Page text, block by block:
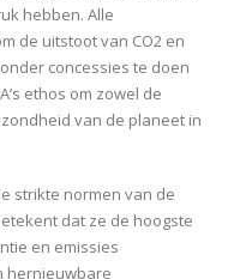
hebben. Alle
de uitstoot van CO2 en
concessies te doen
ethos om zowel de
van de planeet in
strikte normen van de
dat ze de hoogste
en emissies
hernieuwbare